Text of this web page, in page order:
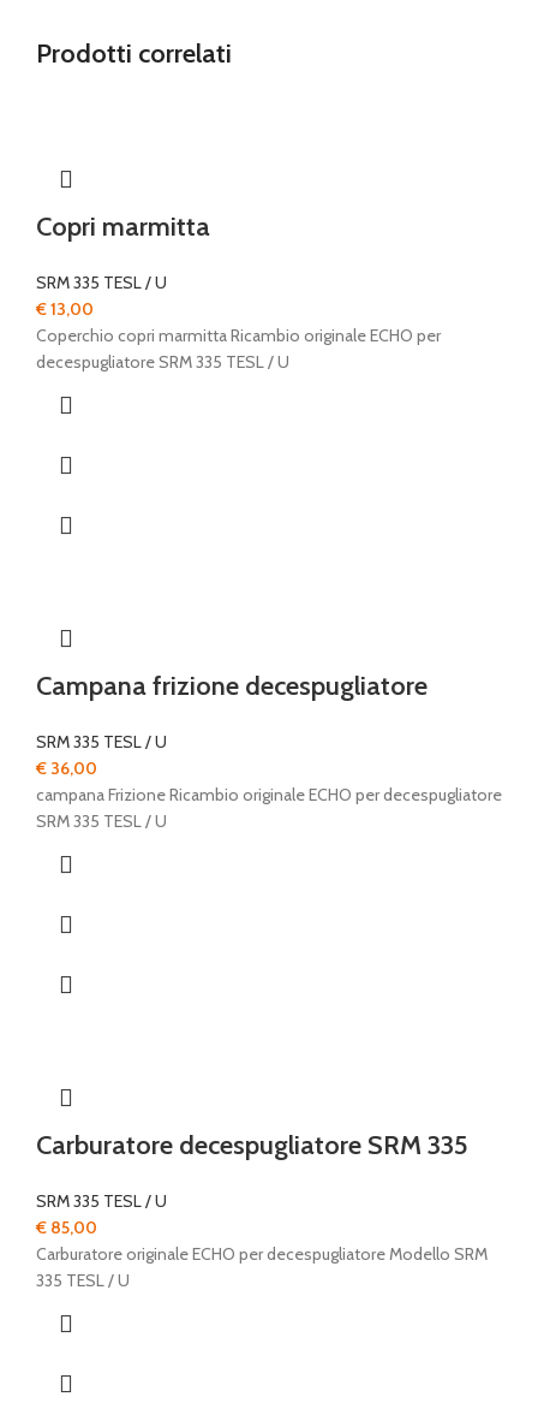
Prodotti correlati
Copri marmitta
SRM 335 TESL / U
€13,00
Coperchio copri marmitta Ricambio originale ECHO per
decespugliatore SRM 335 TESL / U
Campana frizione decespugliatore
SRM 335 TESL / U
€ 36,00
campana Frizione Ricambio originale ECHO per decespugliatore
SRM 335 TESL / U
Carburatore decespugliatore SRM 335
SRM 335 TESL / U
€ 85,00
Carburatore originale ECHO per decespugliatore Modello SRM
335 TESL / U